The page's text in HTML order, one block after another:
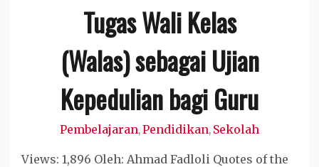
Tugas Wali Kelas
(Walas) sebagai Ujian
Kepedulian bagi Guru
Pembelajaran,Pendidikan, Sekolah
Views: 1,896 Oleh: Ahmad Fadloli Quotes of the